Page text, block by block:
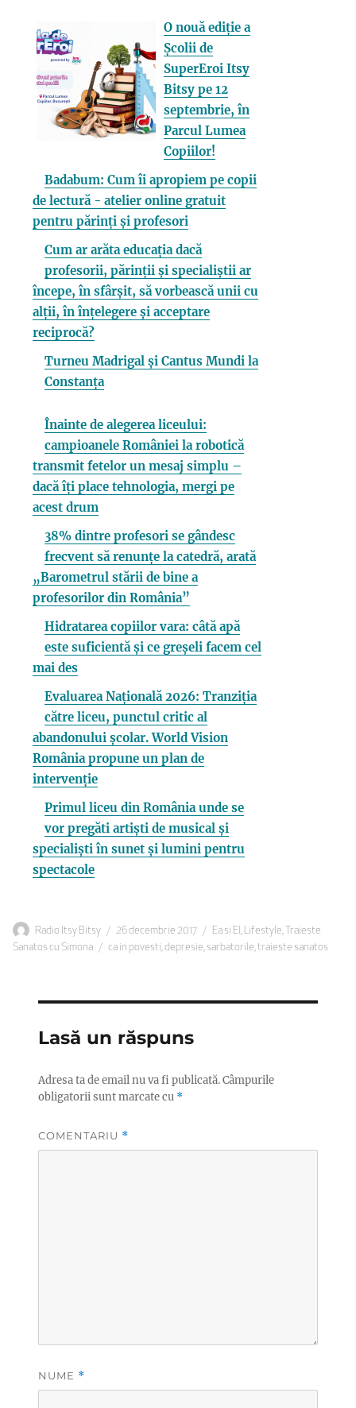
O nouă ediție a
Școlii de
SuperEroi Itsy
Bitsy pe 12
septembrie, în
Parcul Lumea
Copiilor!
Badabum: Cum îi apropiem pe copii
de lectură - atelier online gratuit
pentru părinți și profesori
Cum ar arăta educația dacă
profesorii, părinții și specialiștii ar
începe, în sfârșit, să vorbească unii cu
alții, în înțelegere și acceptare
reciprocă?
Turneu Madrigal și Cantus Mundi la
Constanța
Înainte de alegerea liceului:
campioanele României la robotică
transmit fetelor un mesaj simplu –
dacă îți place tehnologia, mergi pe
acest drum
38% dintre profesori se gândesc
frecvent să renunțe la catedră, arată
„Barometrul stării de bine a
profesorilor din România”
Hidratarea copiilor vara: câtă apă
este suficientă și ce greșeli facem cel
mai des
Evaluarea Națională 2026: Tranziția
către liceu, punctul critic al
abandonului școlar. World Vision
România propune un plan de
intervenție
Primul liceu din România unde se
vor pregăti artiști de musical și
specialiști în sunet și lumini pentru
spectacole
Autor
Radio Itsy Bitsy
Publicat
pe
26 decembrie 2017 Categorii
Ea si El , Lifestyle,
Traieste
Sanatos cu Simona
Etichete
ca in povesti,depresie, sarbatorile,traieste sanatos
Lasă un răspuns
Adresa ta de email nu va fi publicată.Câmpurile
obligatorii sunt marcate cu *
COMENTARIU *
NUME *